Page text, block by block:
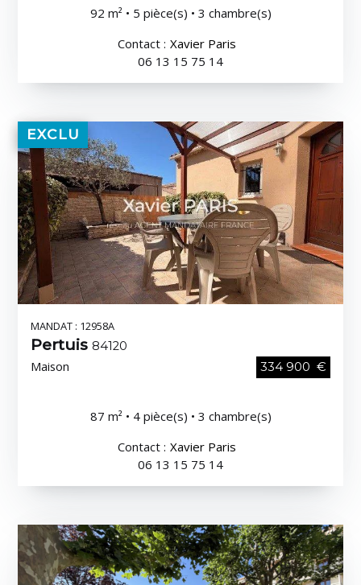
92 m² • 5 pièce(s) • 3 chambre(s)
Contact : Xavier Paris
06 13 15 75 14
EXCLU
MANDAT : 12958A
Pertuis 84120
Maison 334 900 €
87 m² • 4 pièce(s) • 3 chambre(s)
Contact : Xavier Paris
06 13 15 75 14